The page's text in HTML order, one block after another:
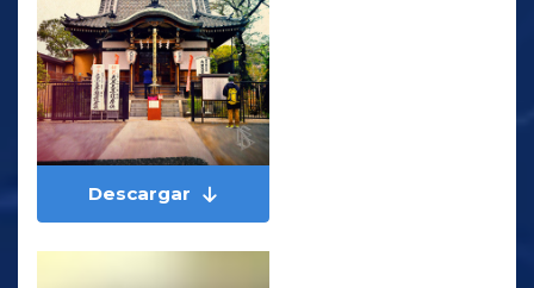
Descargar